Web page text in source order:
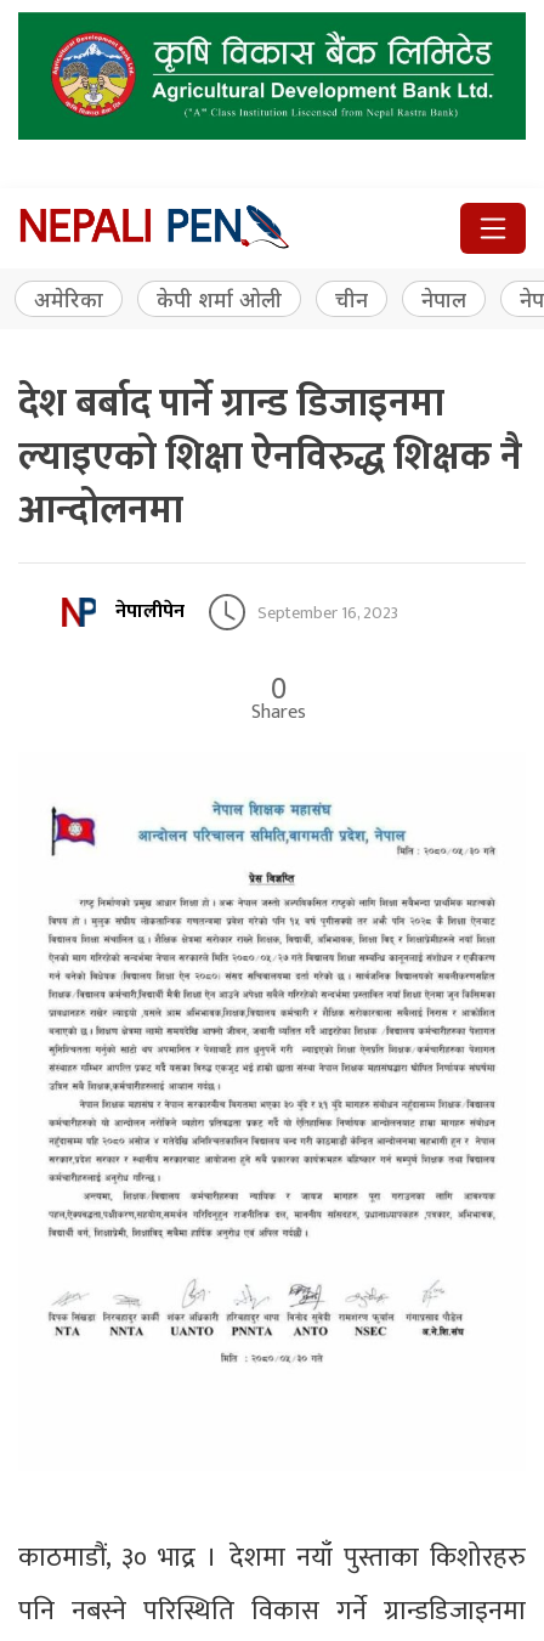
अमेरिका केपी शर्मा ओली चीन नेपाल
देश बर्बाद पार्ने ग्रान्ड डिजाइनमा
ल्याइएको शिक्षा ऐनविरुद्ध शिक्षक नै
आन्दोलनमा
नेपालीपेन September 16, 2023
0
Shares
काठमाडौं, ३० भाद्र । देशमा नयाँ पुस्ताका किशोरहरु
पनि नबस्ने परिस्थिति विकास गर्ने ग्रान्डडिजाइनमा